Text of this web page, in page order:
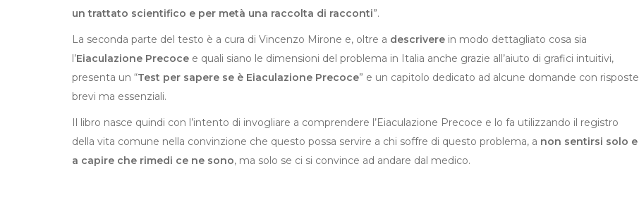
un trattato scientifico e per metà una raccolta di racconti”.
La seconda parte del testo è a cura di Vincenzo Mirone e, oltre a descrivere in modo dettagliato cosa sia
l’Eiaculazione Precoce e quali siano le dimensioni del problema in Italia anche grazie all’aiuto di grafici intuitivi,
presenta un “Test per sapere se è Eiaculazione Precoce” e un capitolo dedicato ad alcune domande con risposte
brevi ma essenziali.
Il libro nasce quindi con l’intento di invogliare a comprendere l’Eiaculazione Precoce e lo fa utilizzando il registro
della vita comune nella convinzione che questo possa servire a chi soffre di questo problema, a non sentirsi solo e
a capire che rimedi ce ne sono, ma solo se ci si convince ad andare dal medico.